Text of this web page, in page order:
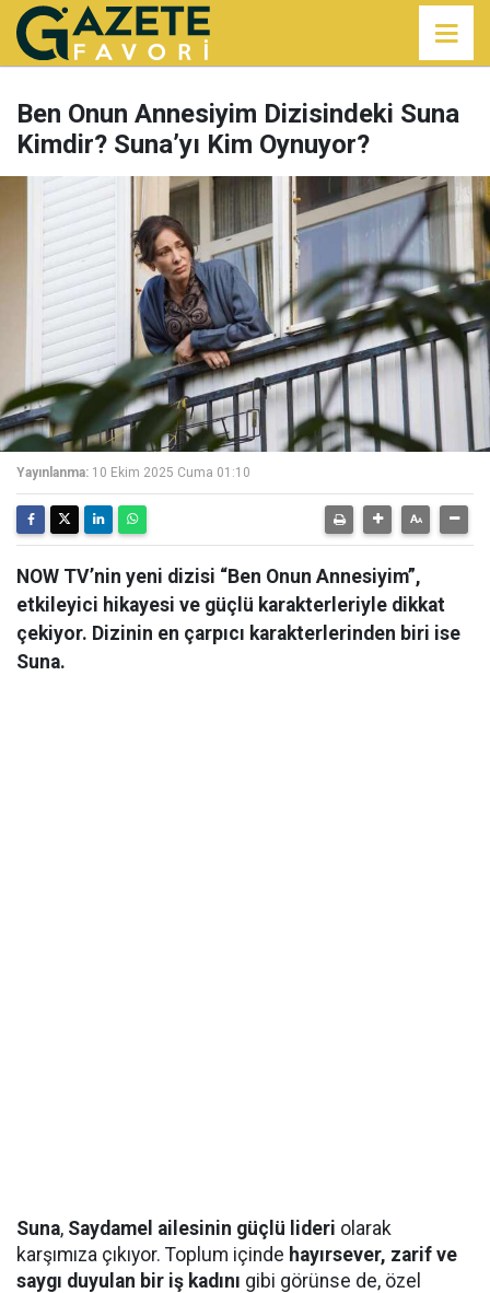
Ben Onun Annesiyim Dizisindeki Suna
Kimdir? Suna’yı Kim Oynuyor?
Yayınlanma: 10 Ekim 2025 Cuma 01:10
NOW TV’nin yeni dizisi “Ben Onun Annesiyim”,
etkileyici hikayesi ve güçlü karakterleriyle dikkat
çekiyor. Dizinin en çarpıcı karakterlerinden biri ise
Suna.
Suna, Saydamel ailesinin güçlü lideri olarak
karşımıza çıkıyor. Toplum içinde hayırsever, zarif ve
saygı duyulan bir iş kadını gibi görünse de, özel